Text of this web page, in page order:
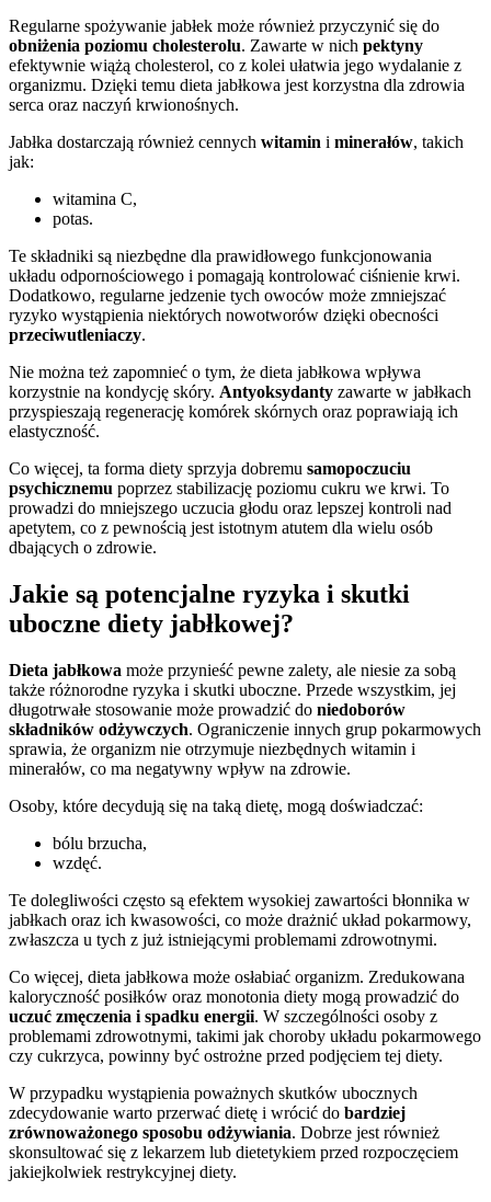
Regularne spożywanie jabłek może również przyczynić się do
obniżenia poziomu cholesterolu. Zawarte w nich pektyny
efektywnie wiążą cholesterol, co z kolei ułatwia jego wydalanie z
organizmu. Dzięki temu dieta jabłkowa jest korzystna dla zdrowia
serca oraz naczyń krwionośnych.
Jabłka dostarczają również cennych witamin i minerałów, takich
jak:
witamina C,
potas.
Te składniki są niezbędne dla prawidłowego funkcjonowania
układu odpornościowego i pomagają kontrolować ciśnienie krwi.
Dodatkowo, regularne jedzenie tych owoców może zmniejszać
ryzyko wystąpienia niektórych nowotworów dzięki obecności
przeciwutleniaczy.
Nie można też zapomnieć o tym, że dieta jabłkowa wpływa
korzystnie na kondycję skóry. Antyoksydanty zawarte w jabłkach
przyspieszają regenerację komórek skórnych oraz poprawiają ich
elastyczność.
Co więcej, ta forma diety sprzyja dobremu samopoczuciu
psychicznemu poprzez stabilizację poziomu cukru we krwi. To
prowadzi do mniejszego uczucia głodu oraz lepszej kontroli nad
apetytem, co z pewnością jest istotnym atutem dla wielu osób
dbających o zdrowie.
Jakie są potencjalne ryzyka i skutki
uboczne diety jabłkowej?
Dieta jabłkowa może przynieść pewne zalety, ale niesie za sobą
także różnorodne ryzyka i skutki uboczne. Przede wszystkim, jej
długotrwałe stosowanie może prowadzić do niedoborów
składników odżywczych. Ograniczenie innych grup pokarmowych
sprawia, że organizm nie otrzymuje niezbędnych witamin i
minerałów, co ma negatywny wpływ na zdrowie.
Osoby, które decydują się na taką dietę, mogą doświadczać:
bólu brzucha,
wzdęć.
Te dolegliwości często są efektem wysokiej zawartości błonnika w
jabłkach oraz ich kwasowości, co może drażnić układ pokarmowy,
zwłaszcza u tych z już istniejącymi problemami zdrowotnymi.
Co więcej, dieta jabłkowa może osłabiać organizm. Zredukowana
kaloryczność posiłków oraz monotonia diety mogą prowadzić do
uczuć zmęczenia i spadku energii. W szczególności osoby z
problemami zdrowotnymi, takimi jak choroby układu pokarmowego
czy cukrzyca, powinny być ostrożne przed podjęciem tej diety.
W przypadku wystąpienia poważnych skutków ubocznych
zdecydowanie warto przerwać dietę i wrócić do bardziej
zrównoważonego sposobu odżywiania. Dobrze jest również
skonsultować się z lekarzem lub dietetykiem przed rozpoczęciem
jakiejkolwiek restrykcyjnej diety.